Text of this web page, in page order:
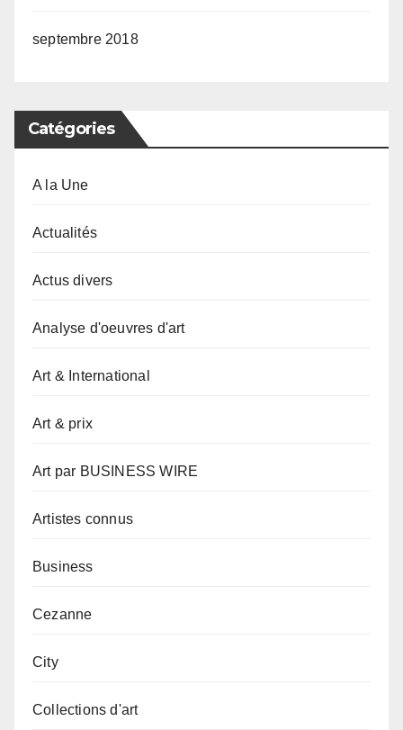
septembre 2018
Catégories
A la Une
Actualités
Actus divers
Analyse d'oeuvres d'art
Art & International
Art & prix
Art par BUSINESS WIRE
Artistes connus
Business
Cezanne
City
Collections d'art